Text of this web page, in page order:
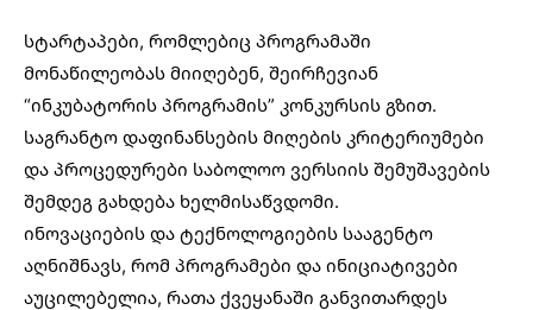
სტარტაპები, რომლებიც პროგრამაში
მონაწილეობას მიიღებენ, შეირჩევიან
“ინკუბატორის პროგრამის” კონკურსის გზით.
საგრანტო დაფინანსების მიღების კრიტერიუმები
და პროცედურები საბოლოო ვერსიის შემუშავების
შემდეგ გახდება ხელმისაწვდომი.
ინოვაციების და ტექნოლოგიების სააგენტო
აღნიშნავს, რომ პროგრამები და ინიციატივები
აუცილებელია, რათა ქვეყანაში განვითარდეს